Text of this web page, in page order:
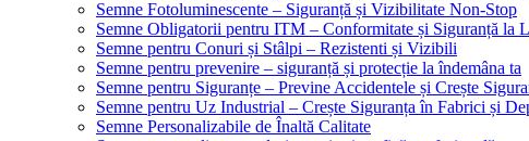
Semne Fotoluminescente – Siguranță și Vizibilitate Non-Stop
Semne Obligatorii pentru ITM – Conformitate și Siguranță la
Semne pentru Conuri și Stâlpi – Rezistenti și Vizibili
Semne pentru prevenire – siguranță și protecție la îndemâna ta
Semne pentru Siguranțe – Previne Accidentele și Crește
Semne pentru Uz Industrial – Crește Siguranța în Fabrici și
Semne Personalizabile de Înaltă Calitate